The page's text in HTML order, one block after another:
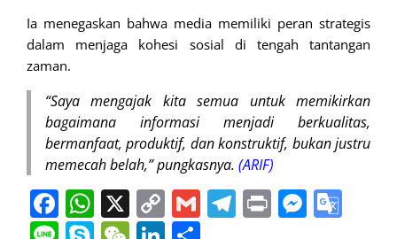
Ia menegaskan bahwa media memiliki peran strategis
dalam menjaga kohesi sosial di tengah tantangan
zaman.
“Saya mengajak kita semua untuk memikirkan
bagaimana informasi menjadi berkualitas,
bermanfaat, produktif, dan konstruktif, bukan justru
memecah belah,” pungkasnya. (ARIF)
Facebook
WhatsApp
X CopyGmailTelegram
Print